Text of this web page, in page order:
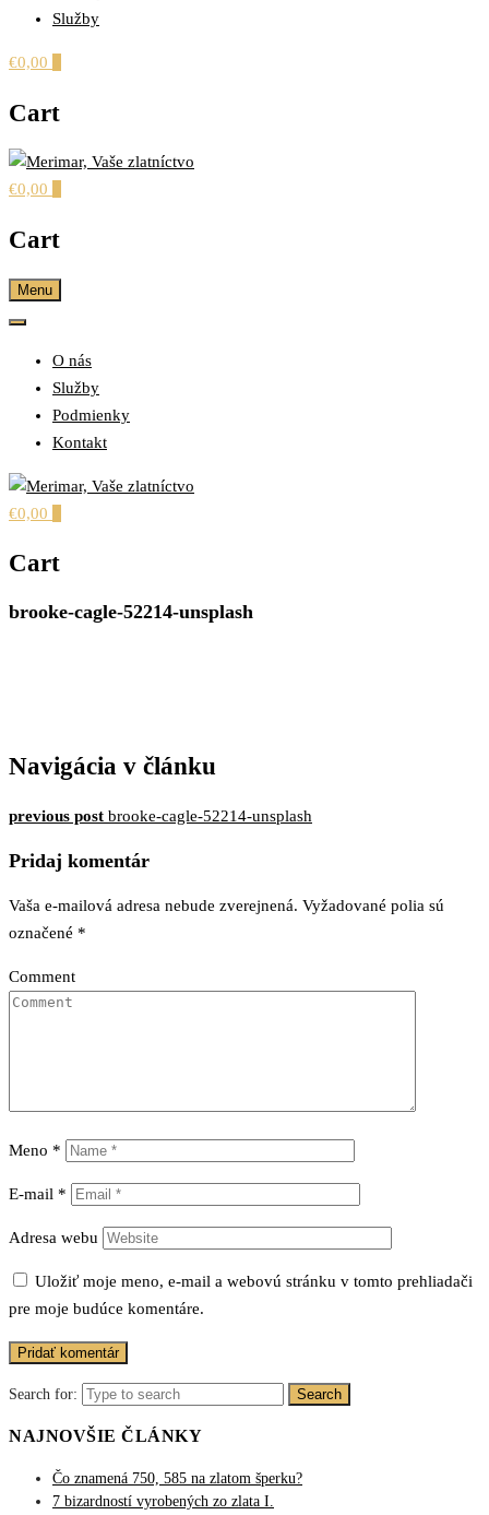
Služby
€0,00
Cart
€0,00
Cart
Menu
O nás
Služby
Podmienky
Kontakt
ZLATNÍCTVO
€0,00
Cart
brooke-cagle-52214-unsplash
Navigácia v článku
previous post brooke-cagle-52214-unsplash
Pridaj komentár
Vaša e-mailová adresa nebude zverejnená. Vyžadované polia sú
označené *
Comment
Meno *
E-mail *
Adresa webu
Uložiť moje meno, e-mail a webovú stránku v tomto prehliadači
pre moje budúce komentáre.
Search for: Search
NAJNOVŠIE ČLÁNKY
Čo znamená 750, 585 na zlatom šperku?
7 bizardností vyrobených zo zlata I.